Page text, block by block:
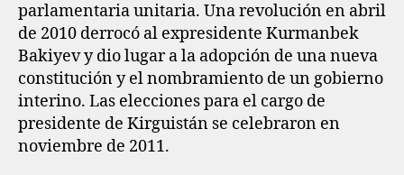
parlamentaria unitaria. Una revolución en abril
de 2010 derrocó al expresidente Kurmanbek
Bakiyev y dio lugar a la adopción de una nueva
constitución y el nombramiento de un gobierno
interino. Las elecciones para el cargo de
presidente de Kirguistán se celebraron en
noviembre de 2011.